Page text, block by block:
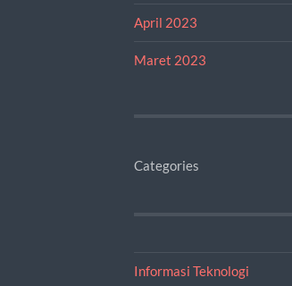
April 2023
Maret 2023
Categories
Informasi Teknologi